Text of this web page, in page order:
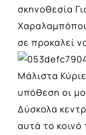
σκηνοθεσία
σε προκαλεί
Μάλιστα
υπόθεση οι
Δύσκολα
αυτά το κοινό